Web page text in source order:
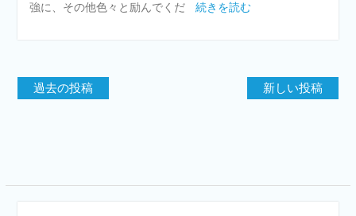
強に、その他色々と励んでくだ
続きを読む
投
稿
ゲ
過去の投稿 新しい投稿